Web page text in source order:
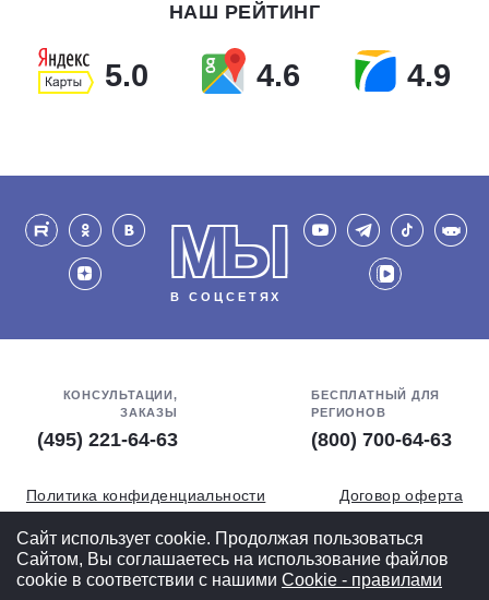
НАШ РЕЙТИНГ
5.0 4.6 4.9
МЫ
В СОЦСЕТЯХ
КОНСУЛЬТАЦИИ,
ЗАКАЗЫ
(495) 221-64-63
БЕСПЛАТНЫЙ ДЛЯ
РЕГИОНОВ
(800) 700-64-63
Политика конфиденциальности
Договор оферта
Обработка персональных данных
СОУТ
Полная версия
Сайт использует cookie. Продолжая пользоваться
Сайтом, Вы соглашаетесь на использование файлов
cookie в соответствии с нашими Cookiе - правилами